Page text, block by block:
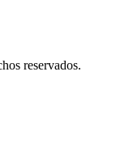
reservados.